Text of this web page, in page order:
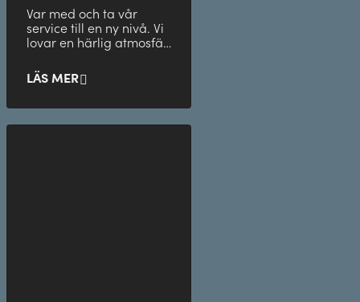
Var med och ta vår
service till en ny nivå. Vi
lovar en härlig atmosfär
medarbetare. Se nedan
för våra l
LÄS MER